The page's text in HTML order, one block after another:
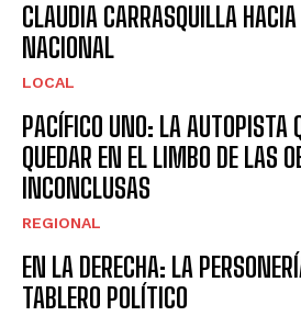
CLAUDIA CARRASQUILLA
NACIONAL
LOCAL
PACÍFICO UNO: LA AUTOPISTA
QUEDAR EN EL LIMBO DE LAS
INCONCLUSAS
REGIONAL
EN LA DERECHA: LA
TABLERO POLÍTICO